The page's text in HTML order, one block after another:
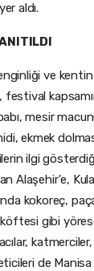
aldı.
ve
festival
mesir
ekmek
ilgi
Alaşehir'e,
kokoreç,
gibi
katmerciler,
de Manisa